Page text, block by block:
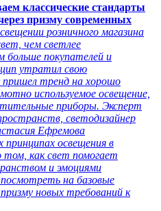
классические стандарты
призму современных
розничного магазина
чем светлее
больше покупателей и
утратил свою
тренд на хорошо
используемое освещение,
приборы. Эксперт
светодизайнер
Ефремова
принципах освещения в
том, как свет помогает
и эмоциями
на базовые
новых требований к